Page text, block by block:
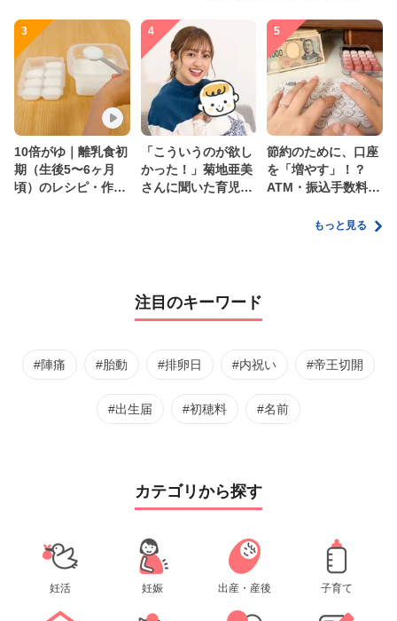
3
10倍がゆ｜離乳食初
期（生後5〜6ヶ月
頃）のレシピ・作り
4
「こういうのが欲し
かった！」菊地亜美
さんに聞いた育児
5
節約のために、口座
を「増やす」！？
ATM・振込手数料の
家計管理術もっと見る
注目のキーワード
#陣痛 #胎動 #排卵日 #内祝い #帝王切開
#出生届 #初穂料 #名前
カテゴリから探す
妊活 妊娠 出産・産後 子育て